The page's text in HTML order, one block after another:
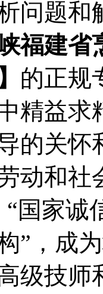
问题和
福建省
的正规
精益求
的关怀
动和社
“国家诚
”，成
级技师